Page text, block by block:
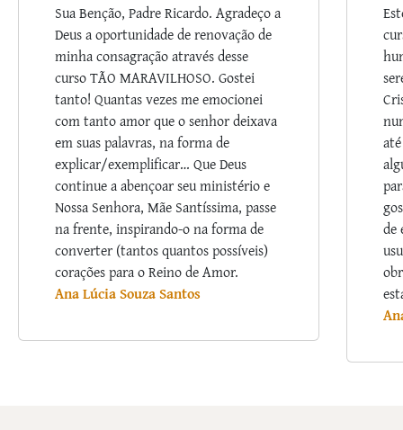
Sua Benção, Padre Ricardo. Agradeço a
Deus a oportunidade de renovação de
minha consagração através desse
curso TÃO MARAVILHOSO. Gostei
tanto! Quantas vezes me emocionei
com tanto amor que o senhor deixava
em suas palavras, na forma de
explicar/exemplificar… Que Deus
continue a abençoar seu ministério e
Nossa Senhora, Mãe Santíssima, passe
na frente, inspirando-o na forma de
converter (tantos quantos possíveis)
corações para o Reino de Amor.
Ana Lúcia Souza Santos
de